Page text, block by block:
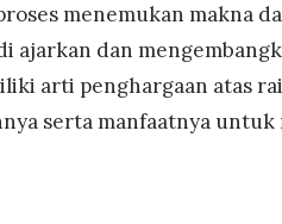
menemukan makna
ajarkan dan
arti penghargaan atas
serta manfaatnya untuk